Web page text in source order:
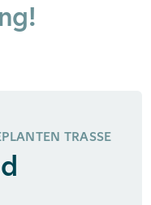
TRASSE